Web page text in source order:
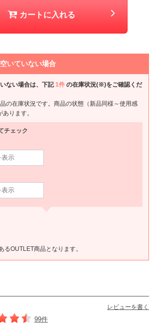
カートに入れる
いていない場合
ない場合は、下記1件 の在庫状況(※)をご確認くだ
の在庫状況です。商品の状態（新品同様～使用感
ります。
チェック
OUTLET商品となります。
レビューを書く
99件